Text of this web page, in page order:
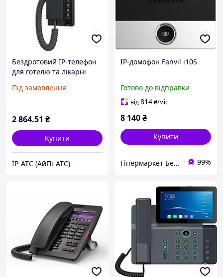
Бездротовий IP-телефон
для готелю та лікарні
Під замовлення
2 864.51 ₴
Купити
IP-АТС (АйПі-АТС)
IP-домофон Fanvil i10S
Готово до відправки
від814₴/міс
8 140₴
Купити
Гіпермаркет Безпеки Bezpeka-SHOP 99%